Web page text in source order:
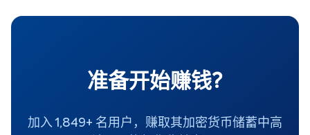
准备开始赚钱?
加入 1,849+ 名用户，赚取其加密货币储蓄中高